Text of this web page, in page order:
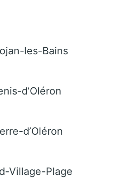
les-Bains
d’Oléron
d’Oléron
Village-Plage